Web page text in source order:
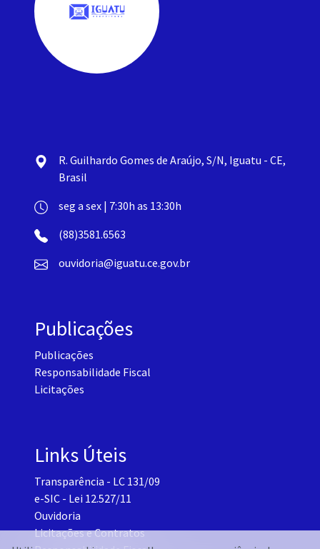
R. Guilhardo Gomes de Araújo, S/N, Iguatu - CE,
Brasil
seg a sex | 7:30h as 13:30h
(88)3581.6563
ouvidoria@iguatu.ce.gov.br
Publicações
Publicações
Responsabilidade Fiscal
Licitações
Links Úteis
Transparência - LC 131/09
e-SIC - Lei 12.527/11
Ouvidoria
Licitações e Contratos